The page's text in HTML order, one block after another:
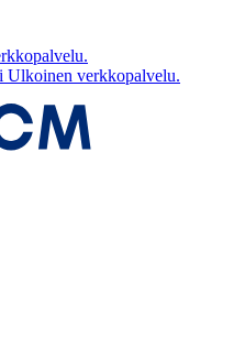
Ulkoinen verkkopalvelu.